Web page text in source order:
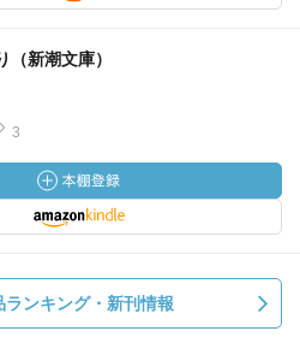
（新潮文庫）
3
ンキング・新刊情報